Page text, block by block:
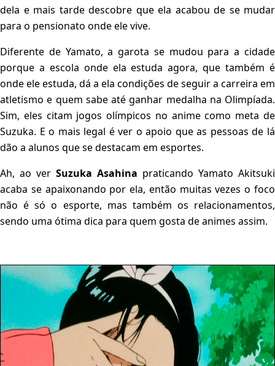
dela e mais tarde descobre que ela acabou de se mudar
para o pensionato onde ele vive.
Diferente de Yamato, a garota se mudou para a cidade
porque a escola onde ela estuda agora, que também é
onde ele estuda, dá a ela condições de seguir a carreira em
atletismo e quem sabe até ganhar medalha na Olimpíada.
Sim, eles citam jogos olímpicos no anime como meta de
Suzuka. E o mais legal é ver o apoio que as pessoas de lá
dão a alunos que se destacam em esportes.
Ah, ao ver Suzuka Asahina praticando Yamato Akitsuki
acaba se apaixonando por ela, então muitas vezes o foco
não é só o esporte, mas também os relacionamentos,
sendo uma ótima dica para quem gosta de animes assim.